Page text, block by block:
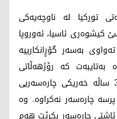
تورکیا لە ناوچەیەکی
کیشوەری ئاسیا، ئەوروپا
بەسەر گۆڕانکارییە
بەتایبەت کە رۆژهەڵاتی
ناوەڕاست هەیە. تورکیا زیاتر لە 35 ساڵە خەریکی چارەسەریی
چارەسەر نەکراوە. وە